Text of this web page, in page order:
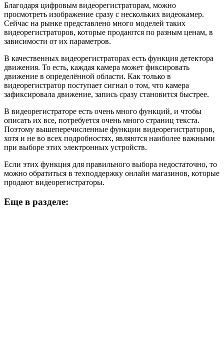
Благодаря цифровым видеорегистраторам, можно
просмотреть изображение сразу с нескольких видеокамер.
Сейчас на рынке представлено много моделей таких
видеорегистраторов, которые продаются по разным ценам, в
зависимости от их параметров.
В качественных видеорегистраторах есть функция детектора
движения. То есть, каждая камера может фиксировать
движение в определённой области. Как только в
видеорегистратор поступает сигнал о том, что камера
зафиксировала движение, запись сразу становится быстрее.
В видеорегистраторе есть очень много функций, и чтобы
описать их все, потребуется очень много страниц текста.
Поэтому вышеперечисленные функции видеорегистраторов,
хотя и не во всех подробностях, являются наиболее важными
при выборе этих электронных устройств.
Если этих функция для правильного выбора недостаточно, то
можно обратиться в техподдержку онлайн магазинов, которые
продают видеорегистраторы.
Еще в разделе: